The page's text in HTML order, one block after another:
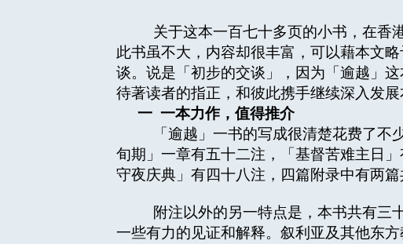
关于这本一百七十多页的小书，在香
此书虽不大，内容却很丰富，可以藉本文
谈。说是「初步的交谈」，因为「逾越」
待著读者的指正，和彼此携手继续深入发
一 一本力作，值得推介
「逾越」一书的写成很清楚花费了不
旬期」一章有五十二注，「基督苦难主日
守夜庆典」有四十八注，四篇附录中有两
附注以外的另一特点是，本书共有三
一些有力的见证和解释。叙利亚及其他东